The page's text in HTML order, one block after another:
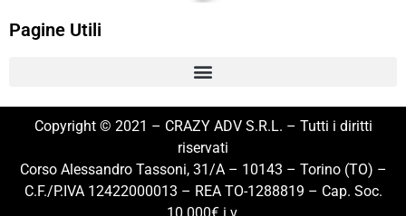
Pagine Utili
Copyright © 2021 – CRAZY ADV S.R.L. – Tutti i diritti
riservati
Corso Alessandro Tassoni, 31/A – 10143 – Torino (TO) –
C.F./P.IVA 12422000013 – REA TO-1288819 – Cap. Soc.